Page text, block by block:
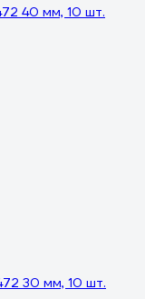
40 мм, 10 шт.
30 мм, 10 шт.